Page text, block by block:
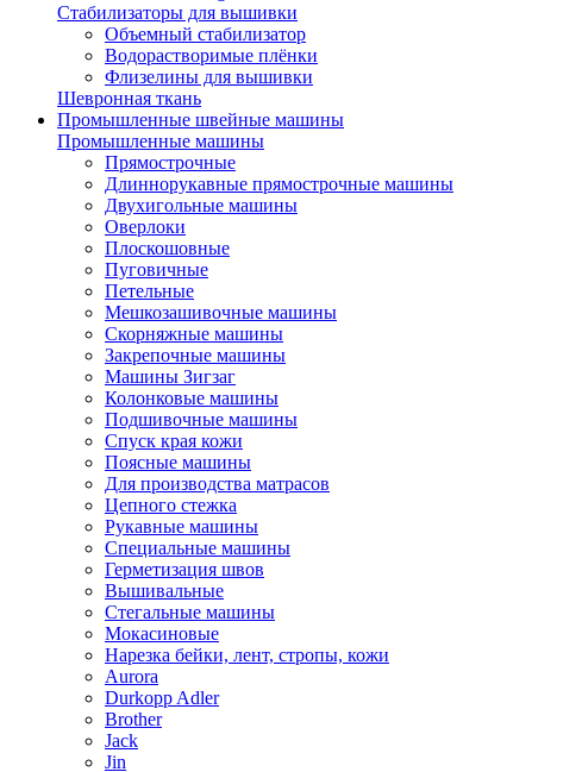
Стабилизаторы для вышивки
Объемный стабилизатор
Водорастворимые плёнки
Флизелины для вышивки
Шевронная ткань
Промышленные швейные машины
Промышленные машины
Прямострочные
Длиннорукавные прямострочные машины
Двухигольные машины
Оверлоки
Плоскошовные
Пуговичные
Петельные
Мешкозашивочные машины
Скорняжные машины
Закрепочные машины
Машины Зигзаг
Колонковые машины
Подшивочные машины
Спуск края кожи
Поясные машины
Для производства матрасов
Цепного стежка
Рукавные машины
Специальные машины
Герметизация швов
Вышивальные
Стегальные машины
Мокасиновые
Нарезка бейки, лент, стропы, кожи
Aurora
Durkopp Adler
Brother
Jack
Jin